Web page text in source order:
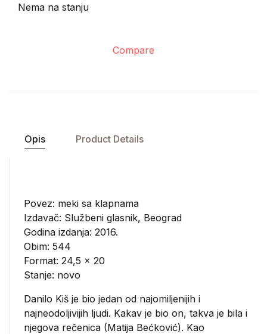
Nema na stanju
Compare
Opis Product Details
Povez: meki sa klapnama
Izdavač: Službeni glasnik, Beograd
Godina izdanja: 2016.
Obim: 544
Format: 24,5 x 20
Stanje: novo
Danilo Kiš je bio jedan od najomiljenijih i
najneodoljivi­jih ljudi. Kakav je bio on, takva je bila i
njegova rečenica (Matija Bećković). Kao